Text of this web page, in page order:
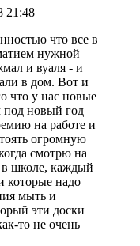
21:48
что все в
нужной
и вуаля - и
в дом. Вот и
что у нас новые
новый год
на работе и
огромную
смотрю на
школе, каждый
которые надо
мыть и
эти доски
то не очень